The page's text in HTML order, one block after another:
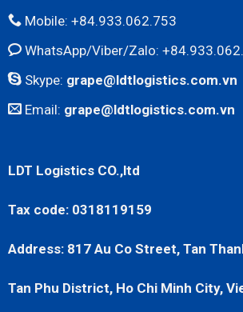
Mobile: +84.933.062.753
WhatsApp/Viber/Zalo:
Skype: grape@ldtlogistics.com.vn
Email: grape@ldtlogistics.com.vn
LDT Logistics CO.,ltd
Tax code: 0318119159
Address: 817 Au Co Street, Tan
Tan Phu District, Ho Chi Minh City,